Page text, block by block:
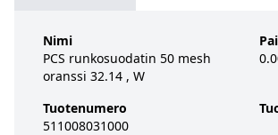
Nimi
PCS runkosuodatin 50 mesh
oranssi 32.14 , W
Tuotenumero
511008031000